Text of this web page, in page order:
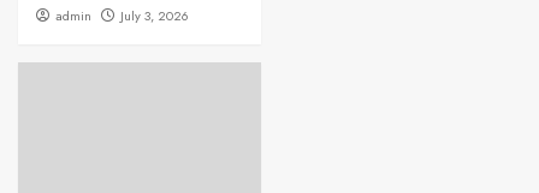
admin July 3, 2026